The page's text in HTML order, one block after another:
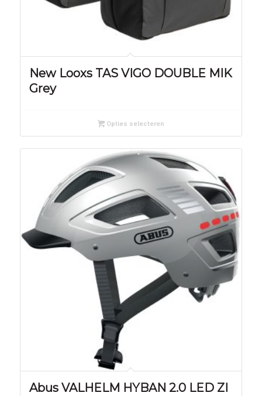
New Looxs TAS VIGO DOUBLE MIK
Grey
Opties selecteren
Abus VALHELM HYBAN 2.0 LED ZI